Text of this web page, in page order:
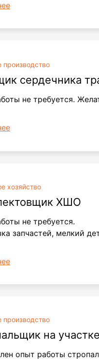
производство
сердечника
не требуется.
хозяйство
ХШО
не требуется.
запчастей, мелкий
производство
на
опыт работы